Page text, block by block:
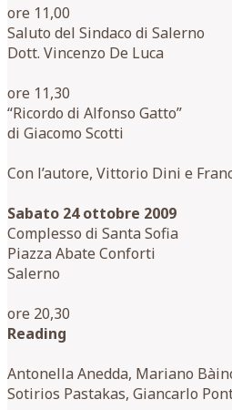
ore 11,00
Saluto del Sindaco di Salerno
Dott. Vincenzo De Luca
ore 11,30
“Ricordo di Alfonso Gatto”
di Giacomo Scotti
Con l’autore, Vittorio Dini e
Sabato 24 ottobre 2009
Complesso di Santa Sofia
Piazza Abate Conforti
Salerno
ore 20,30
Reading
Antonella Anedda, Mariano
Sotirios Pastakas, Giancarlo